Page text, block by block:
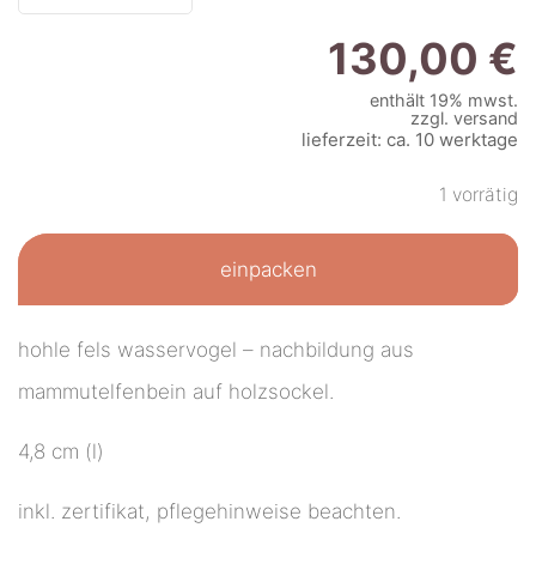
130,00 €
enthält 19% mwst.
zzgl. versand
lieferzeit: ca. 10 werktage
1 vorrätig
einpacken
hohle fels wasservogel – nachbildung aus
mammutelfenbein auf holzsockel.
4,8 cm (l)
inkl. zertifikat, pflegehinweise beachten.